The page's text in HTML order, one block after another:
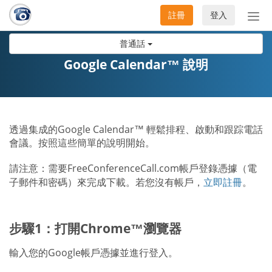
普通話
切
換
登入
註冊
Google Calendar™ 說明
透過集成的Google Calendar™ 輕鬆排程、啟動和跟踪電話
會議。按照這些簡單的說明開始。
請注意：需要FreeConferenceCall.com帳戶登錄憑據（電
子郵件和密碼）來完成下載。若您沒有帳戶， 立即註冊。
步驟1：打開Chrome™瀏覽器
輸入您的Google帳戶憑據並進行登入。